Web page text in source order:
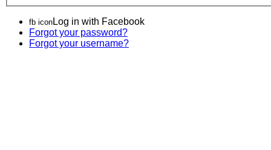
fb icon Log in with Facebook
Forgot your password?
Forgot your username?